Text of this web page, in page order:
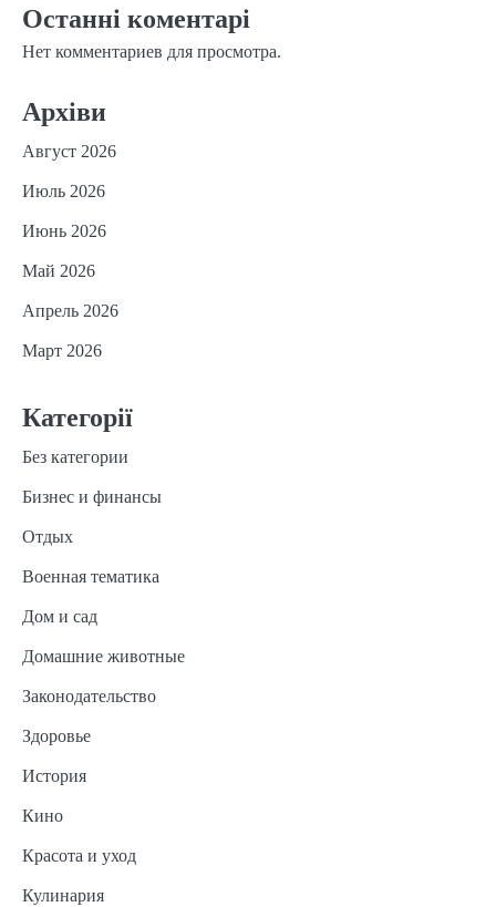
Останні коментарі
Нет комментариев для просмотра.
Архіви
Август 2026
Июль 2026
Июнь 2026
Май 2026
Апрель 2026
Март 2026
Категорії
Без категории
Бизнес и финансы
Отдых
Военная тематика
Дом и сад
Домашние животные
Законодательство
Здоровье
История
Кино
Красота и уход
Кулинария